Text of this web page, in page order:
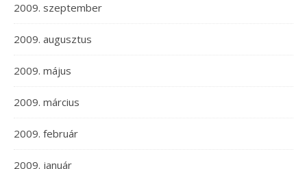
2009. szeptember
2009. augusztus
2009. május
2009. március
2009. február
2009. január